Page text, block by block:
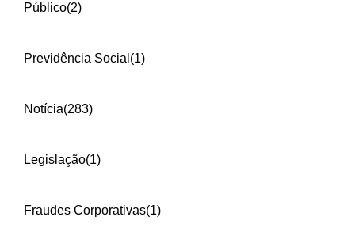
Público(2)
Previdência Social (1)
Notícia(283)
Legislação(1)
Fraudes Corporativas(1)